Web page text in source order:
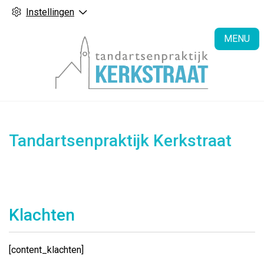
Instellingen
MENU
Tandartsenpraktijk Kerkstraat
Klachten
[content_klachten]